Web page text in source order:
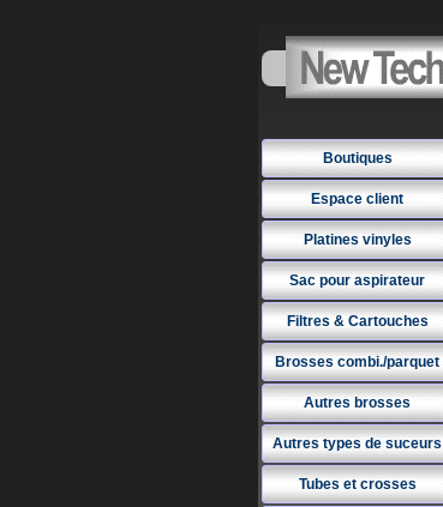
Boutiques
Espace client
Platines vinyles
Sac pour aspirateur
Filtres & Cartouches
Brosses combi./parquet
Autres brosses
Autres types de suceurs
Tubes et crosses